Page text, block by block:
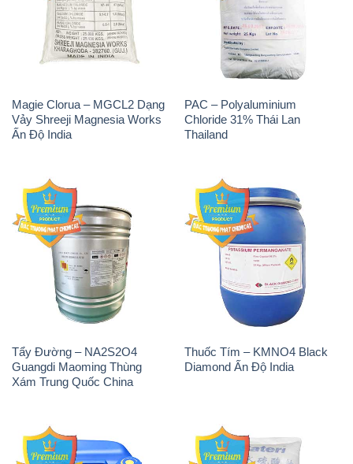
Magie Clorua – MGCL2 Dạng
Vảy Shreeji Magnesia Works
Ấn Độ India
PAC – Polyaluminium
Chloride 31% Thái Lan
Thailand
Tẩy Đường – NA2S2O4
Guangdi Maoming Thùng
Xám Trung Quốc China
Thuốc Tím – KMNO4 Black
Diamond Ấn Độ India